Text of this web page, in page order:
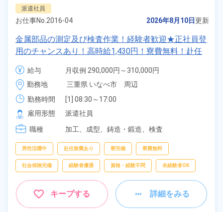
派遣社員
お仕事No. 2016-04 2026年8月10日更新
金属部品の測定及び検査作業！経験者歓迎★正社員登
用のチャンスあり！高時給1,430円！寮費無料！赴任
旅費会社負担！マイカー通勤OK！無料駐車場完備！
《三重県いなべ市》
給与
月収例 290,000円～310,000円
時給 1,430円～1,430円
勤務地
三重県 いなべ市　周辺
勤務時間
[1] 08:30～17:00
[2] 20:30～05:00
雇用形態
派遣社員
職種
加工、 成型、 鋳造・鍛造、 検査
男性活躍中 赴任旅費あり 寮完備 寮費無料
社会保険完備 経験者優遇 資格・経験不問 未経験者OK
キープする 詳細をみる